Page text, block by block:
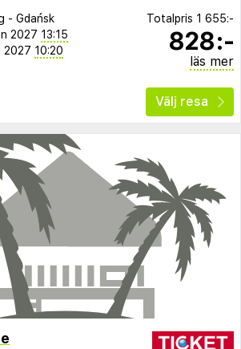
- Gdańsk
2027 13:15
2027 10:20
Totalpris 1 655:-
828:-
läs mer
Välj resa